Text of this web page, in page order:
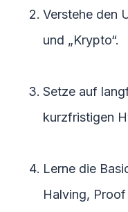
Verstehe den
und „Krypto“.
Setze auf
kurzfristigen
Lerne die
Halving,